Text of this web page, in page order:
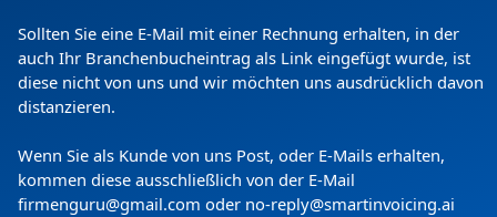
vorbehalten
Freitag der 07. August | Seite generiert in
0.0951 Sekunden
Sollten Sie eine E-Mail mit einer Rechnung erhalten, in der
auch Ihr Branchenbucheintrag als Link eingefügt wurde, ist
diese nicht von uns und wir möchten uns ausdrücklich davon
distanzieren.
Wenn Sie als Kunde von uns Post, oder E-Mails erhalten,
kommen diese ausschließlich von der E-Mail
firmenguru@gmail.com oder no-reply@smartinvoicing.ai